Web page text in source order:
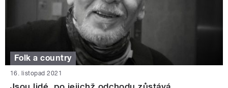
Folk a country
16. listopad 2021